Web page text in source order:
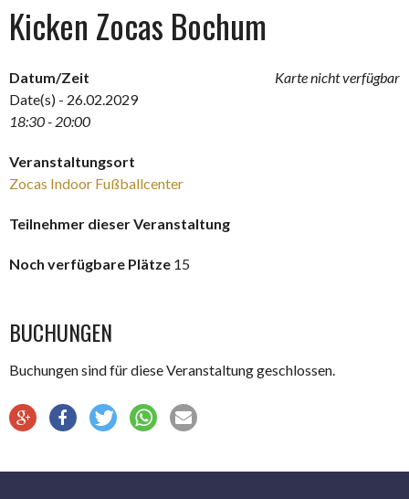
Kicken Zocas Bochum
Karte nicht verfügbar
Datum/Zeit
Date(s) - 26.02.2029
18:30 - 20:00
Veranstaltungsort
Zocas Indoor Fußballcenter
Teilnehmer dieser Veranstaltung
Noch verfügbare Plätze 15
BUCHUNGEN
Buchungen sind für diese Veranstaltung geschlossen.